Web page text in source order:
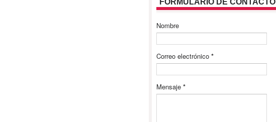
Nombre
Correo electrónico *
Mensaje *